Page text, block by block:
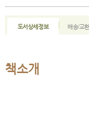
도서상세정보 배송/교
책소개